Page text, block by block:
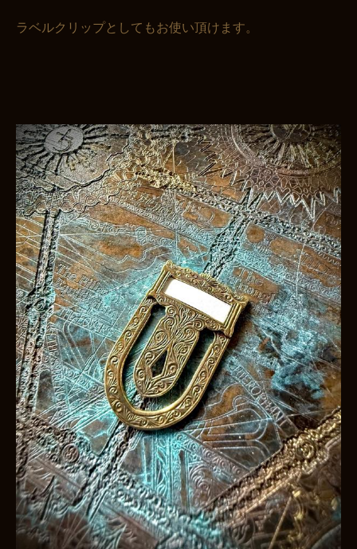
ラベルクリップとしてもお使い頂けます。